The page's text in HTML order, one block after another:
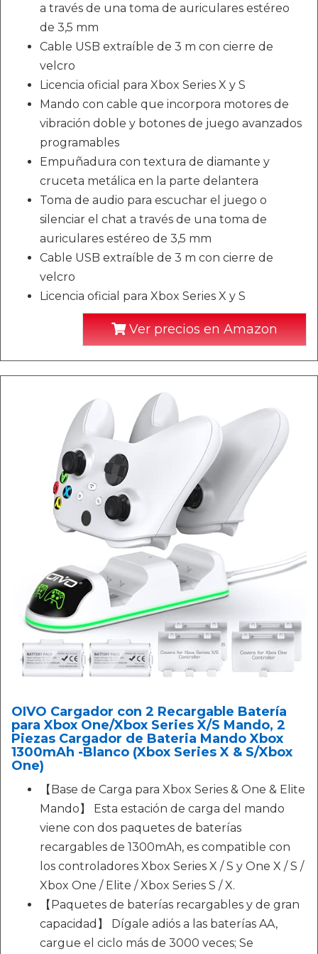
a través de una toma de auriculares estéreo
de 3,5 mm
Cable USB extraíble de 3 m con cierre de
velcro
Licencia oficial para Xbox Series X y S
Mando con cable que incorpora motores de
vibración doble y botones de juego avanzados
programables
Empuñadura con textura de diamante y
cruceta metálica en la parte delantera
Toma de audio para escuchar el juego o
silenciar el chat a través de una toma de
auriculares estéreo de 3,5 mm
Cable USB extraíble de 3 m con cierre de
velcro
Licencia oficial para Xbox Series X y S
Ver precios en Amazon
OIVO Cargador con 2 Recargable Batería
para Xbox One/Xbox Series X/S Mando, 2
Piezas Cargador de Bateria Mando Xbox
1300mAh -Blanco (Xbox Series X & S/Xbox
One)
【Base de Carga para Xbox Series & One & Elite
Mando】 Esta estación de carga del mando
viene con dos paquetes de baterías
recargables de 1300mAh, es compatible con
los controladores Xbox Series X / S y One X / S /
Xbox One / Elite / Xbox Series S / X.
【Paquetes de baterías recargables y de gran
capacidad】 Dígale adiós a las baterías AA,
cargue el ciclo más de 3000 veces; Se